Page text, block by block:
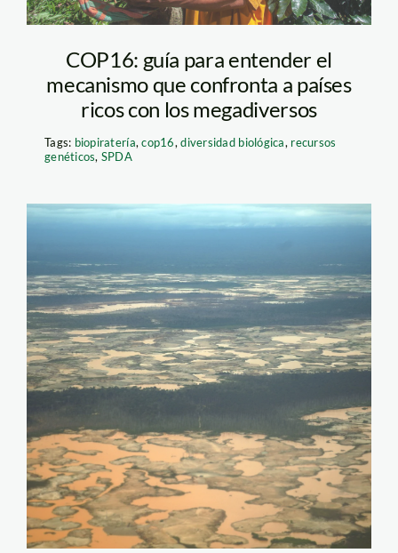
COP16: guía para entender el
mecanismo que confronta a países
ricos con los megadiversos
Tags: biopiratería,cop16,diversidad biológica, recursos
genéticos, SPDA
mineria-ilegal-madre-
de-dios-foto-fcds